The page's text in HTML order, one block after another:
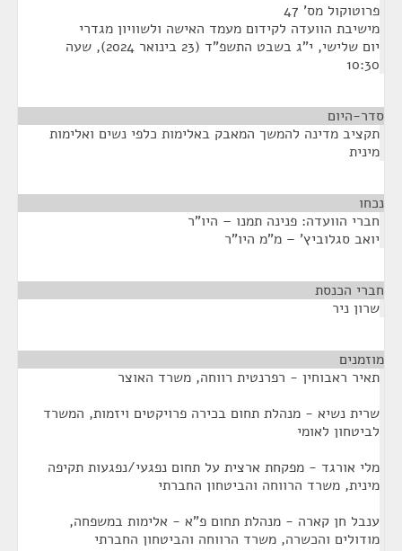
פרוטוקול מס' 47
מישיבת הוועדה לקידום מעמד האישה ולשוויון מגדרי
יום שלישי, י"ג בשבט התשפ"ד (23 בינואר 2024), שעה
10:30
סדר-היום
תקציב מדינה להמשך המאבק באלימות כלפי נשים ואלימות
מינית
נכחו
חברי הוועדה: פנינה תמנו – היו"ר
יואב סגלוביץ' – מ"מ היו"ר
חברי הכנסת
שרון ניר
מוזמנים
תאיר ראבוחין - רפרנטית רווחה, משרד האוצר
שרית נשיא - מנהלת תחום בכירה פרויקטים ויזמות, המשרד
לביטחון לאומי
מלי אורגד - מפקחת ארצית על תחום נפגעי/נפגעות תקיפה
מינית, משרד הרווחה והביטחון החברתי
ענבל חן קארה - מנהלת תחום פ"א - אלימות במשפחה,
מודולים והכשרה, משרד הרווחה והביטחון החברתי